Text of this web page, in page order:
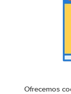
Ofrecemos